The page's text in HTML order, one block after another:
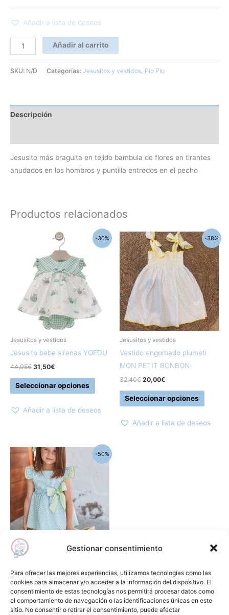
Gestionar consentimiento
Para ofrecer las mejores experiencias, utilizamos tecnologías como las
cookies para almacenar y/o acceder a la información del dispositivo. El
consentimiento de estas tecnologías nos permitirá procesar datos como
el comportamiento de navegación o las identificaciones únicas en este
sitio. No consentir o retirar el consentimiento, puede afectar
Añadir a lista de deseos
Añadir al carrito
SKU: N/D Categorías: Jesusitos y vestidos Pio Pio
Descripción
Jesusito más braguita en tejido bambula de flores en tirantes
anudados en los hombros y puntilla entredos en el pecho
Productos relacionados
-30%
Jesusitos y vestidos
Jesusito bebe sirenas YOEDU
44,95€
original
era:
44,95€.
31,50€
El
precio
actual
es:
31,50€.
Seleccionar opciones
Este
producto
múltiples
variantes.
Las
opciones
elegir
la
Añadir a lista de deseos
-38%
Jesusitos y vestidos
Vestido engomado plumeti
MON PETIT BONBON
32,40€
El
precio
original
era:
32,40€.
20,00€
El
precio
actual
es:
20,00€.
Seleccionar opciones
Este
tiene
Las
se
elegir
página
Añadir a lista de deseos
-50%
Jesusitos
Jesusito cadaques LA
MARTINICA
81,10€
El
precio
original
era:
81,10€.
40,55€
El
precio
actual
es:
40,55€.
Este
producto
variantes.
Las
opciones
en
la
página